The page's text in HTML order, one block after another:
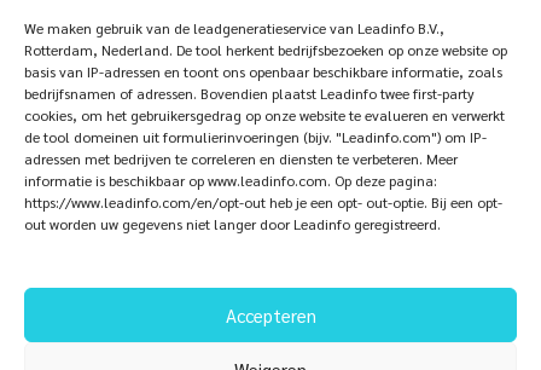
We maken gebruik van de leadgeneratieservice van Leadinfo B.V.,
Rotterdam, Nederland. De tool herkent bedrijfsbezoeken op onze website op
basis van IP-adressen en toont ons openbaar beschikbare informatie, zoals
bedrijfsnamen of adressen. Bovendien plaatst Leadinfo twee first-party
cookies, om het gebruikersgedrag op onze website te evalueren en verwerkt
de tool domeinen uit formulierinvoeringen (bijv. "Leadinfo.com") om IP-
adressen met bedrijven te correleren en diensten te verbeteren. Meer
informatie is beschikbaar op www.leadinfo.com. Op deze pagina:
https://www.leadinfo.com/en/opt-out heb je een opt- out-optie. Bij een opt-
out worden uw gegevens niet langer door Leadinfo geregistreerd.
Accepteren
References
Veelgestelde vragen
Follow Us Subscribe now!